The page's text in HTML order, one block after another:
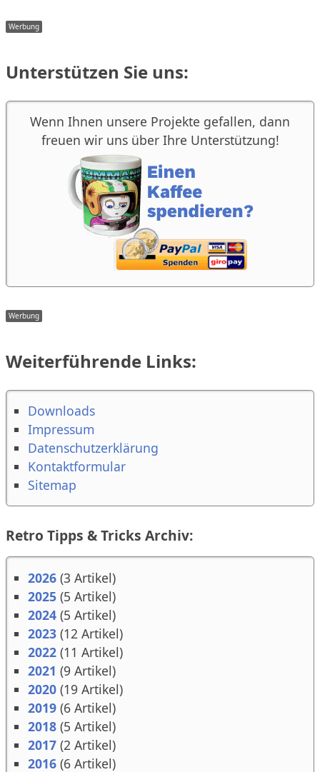
Unterstützen Sie uns:
Wenn Ihnen unsere Projekte gefallen, dann
freuen wir uns über Ihre Unterstützung!
Weiterführende Links:
Downloads
Impressum
Datenschutzerklärung
Kontaktformular
Sitemap
Retro Tipps & Tricks Archiv:
2026(3 Artikel)
2025(5 Artikel)
2024(5 Artikel)
2023(12 Artikel)
2022(11 Artikel)
2021 (9 Artikel)
2020(19 Artikel)
2019(6 Artikel)
2018(5 Artikel)
2017(2 Artikel)
2016(6 Artikel)